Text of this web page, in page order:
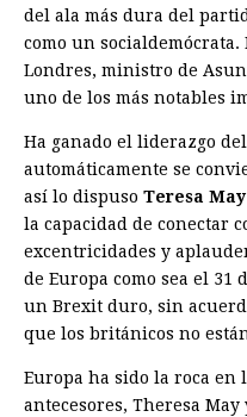
del ala más dura del
como un
Londres, ministro de
uno de los más notables
Ha ganado el liderazgo
automáticamente se
así lo dispuso Teresa May
la capacidad de conectar
excentricidades y
de Europa como sea el 31
un Brexit duro, sin
que los británicos no
Europa ha sido la roca en
antecesores, Theresa May